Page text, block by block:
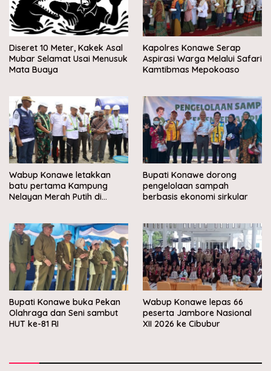
Diseret 10 Meter, Kakek Asal
Mubar Selamat Usai Menusuk
Mata Buaya
Kapolres Konawe Serap
Aspirasi Warga Melalui Safari
Kamtibmas Mepokoaso
Wabup Konawe letakkan
batu pertama Kampung
Nelayan Merah Putih di
Bupati Konawe dorong
pengelolaan sampah
berbasis ekonomi sirkular
Bupati Konawe buka Pekan
Olahraga dan Seni sambut
HUT ke-81 RI
Wabup Konawe lepas 66
peserta Jambore Nasional
XII 2026 ke Cibubur